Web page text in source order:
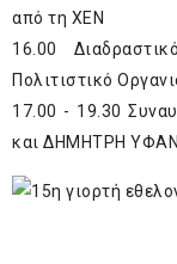
από τη ΧΕΝ
16.00
Πολιτιστικό
17.00 - 19.30
και ΔΗΜΗΤΡΗ